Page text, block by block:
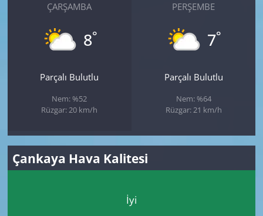
ÇARŞAMBA
8°
Parçalı Bulutlu
Nem: %52
Rüzgar: 20 km/h
PERŞEMBE
7°
Parçalı Bulutlu
Nem: %64
Rüzgar: 21 km/h
Çankaya Hava Kalitesi
İyi